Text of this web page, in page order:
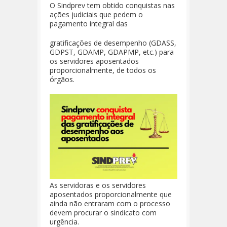
O Sindprev tem obtido conquistas nas
ações judiciais que pedem o
pagamento integral das
gratificações de desempenho (GDASS,
GDPST, GDAMP, GDAPMP, etc.) para
os servidores aposentados
proporcionalmente, de todos os
órgãos.
As servidoras e os servidores
aposentados proporcionalmente que
ainda não entraram com o processo
devem procurar o sindicato com
urgência.